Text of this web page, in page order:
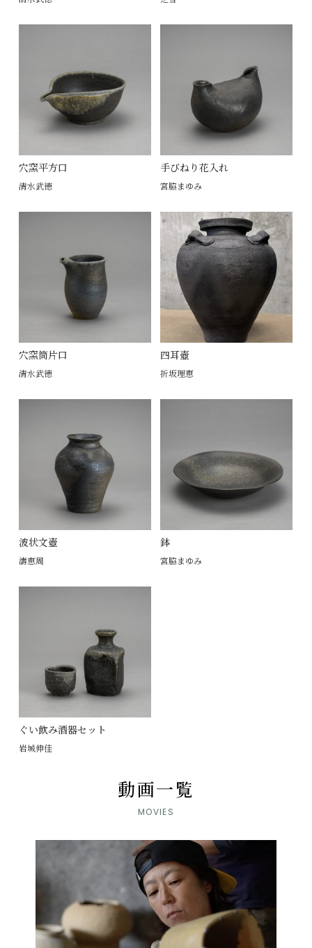
穴窯平方口
清水武徳
手びねり花入れ
宮脇まゆみ
穴窯筒片口
清水武徳
四耳壺
折坂理恵
波状文壺
濤恵周
鉢
宮脇まゆみ
ぐい飲み酒器セット
岩城伸佳
動画一覧
MOVIES